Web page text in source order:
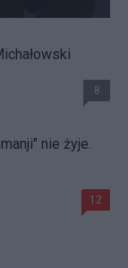
8
nie żyje.
12